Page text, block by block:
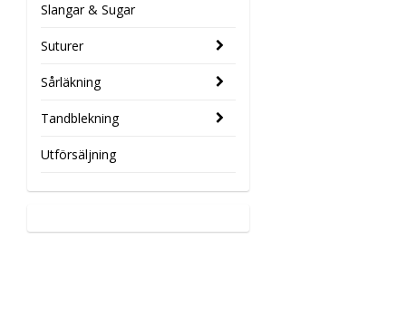
Slangar & Sugar
Suturer
Sårläkning
Tandblekning
Utförsäljning